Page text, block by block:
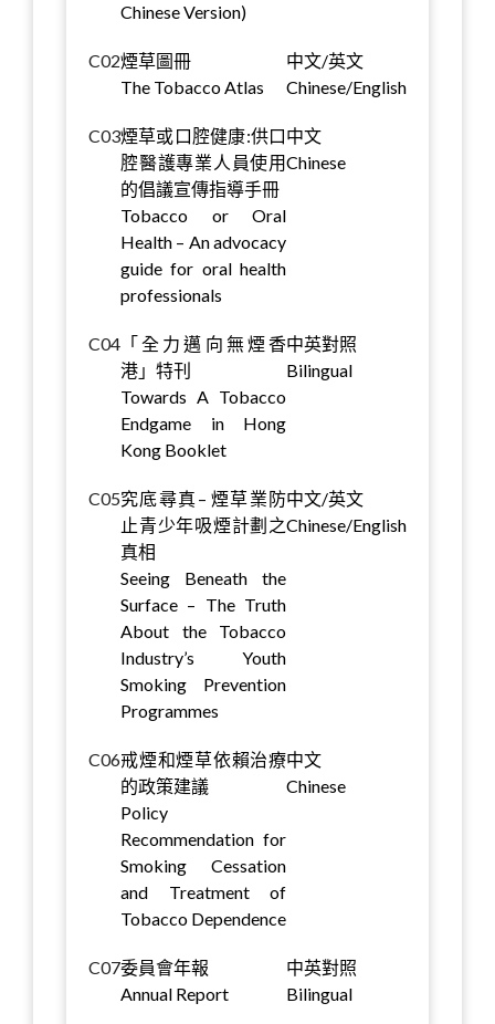
Chinese Version)
C02煙草圖冊
The Tobacco Atlas
中文/英文
Chinese/English
C03煙草或口腔健康:供口
腔醫護專業人員使用
的倡議宣傳指導手冊
Tobacco or Oral
Health – An advocacy
guide for oral health
professionals
中文
Chinese
C04 「全力邁向無煙香
港」特刊
Towards A Tobacco
Endgame in Hong
Kong Booklet
中英對照
Bilingual
C05究底尋真– 煙草業防
止青少年吸煙計劃之
真相
Seeing Beneath the
Surface – The Truth
About the Tobacco
Industry’s Youth
Smoking Prevention
Programmes
中文/英文
Chinese/English
C06戒煙和煙草依賴治療
的政策建議
Policy
Recommendation for
Smoking Cessation
and Treatment of
Tobacco Dependence
中文
Chinese
C07委員會年報
Annual Report
中英對照
Bilingual